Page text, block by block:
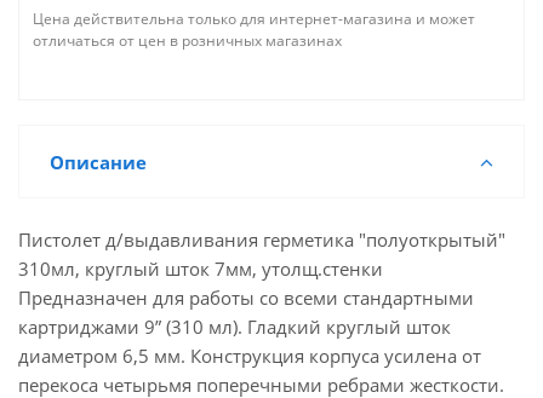
Цена действительна только для интернет-магазина и может
отличаться от цен в розничных магазинах
Описание
Пистолет д/выдавливания герметика "полуоткрытый"
310мл, круглый шток 7мм, утолщ.стенки
Предназначен для работы со всеми стандартными
картриджами 9” (310 мл). Гладкий круглый шток
диаметром 6,5 мм. Конструкция корпуса усилена от
перекоса четырьмя поперечными ребрами жесткости.